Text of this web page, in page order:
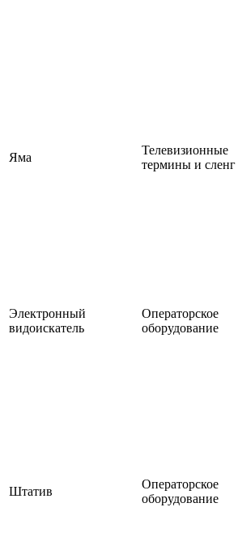
Яма
Телевизионные
термины и сленг
Электронный
видоискатель
Операторское
оборудование
Штатив
Операторское
оборудование